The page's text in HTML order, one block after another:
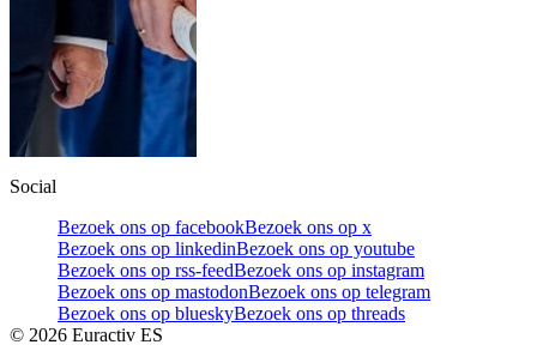
Social
Bezoek ons op facebookBezoek ons op x
Bezoek ons op linkedinBezoek ons op youtube
Bezoek ons op rss-feedBezoek ons op instagram
Bezoek ons op mastodonBezoek ons op telegram
Bezoek ons op blueskyBezoek ons op threads
© 2026 Euractiv ES